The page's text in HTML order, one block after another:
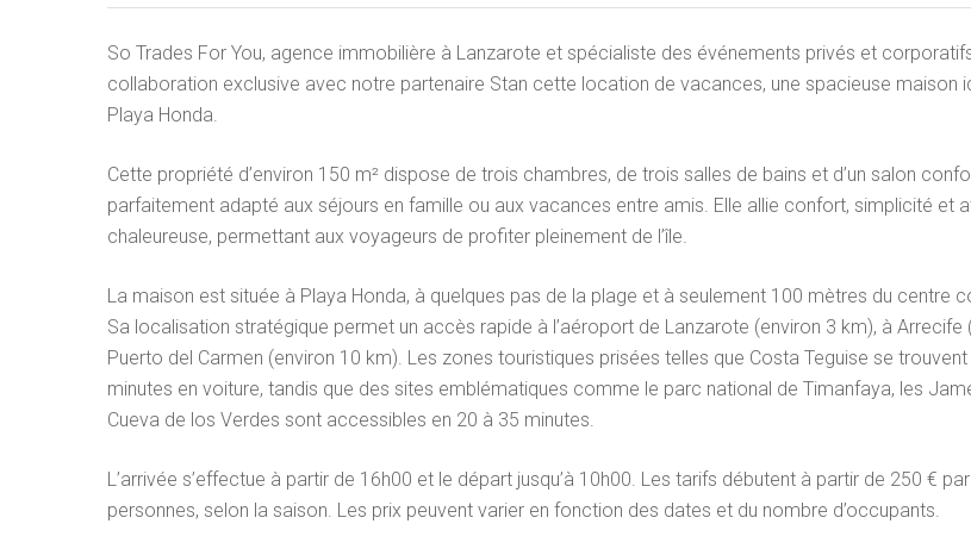
So Trades For You, agence immobilière à Lanzarote et spécialiste des événements privés et
collaboration exclusive avec notre partenaire Stan cette location de vacances, une spacieuse maison
Playa Honda.
Cette propriété d’environ 150 m² dispose de trois chambres, de trois salles de bains et d’un salon
parfaitement adapté aux séjours en famille ou aux vacances entre amis. Elle allie confort, simplicité et
chaleureuse, permettant aux voyageurs de profiter pleinement de l’île.
La maison est située à Playa Honda, à quelques pas de la plage et à seulement 100 mètres du centre
Sa localisation stratégique permet un accès rapide à l’aéroport de Lanzarote (environ 3 km), à Arrecife
Puerto del Carmen (environ 10 km). Les zones touristiques prisées telles que Costa Teguise se trouvent
minutes en voiture, tandis que des sites emblématiques comme le parc national de Timanfaya, les
Cueva de los Verdes sont accessibles en 20 à 35 minutes.
L’arrivée s’effectue à partir de 16h00 et le départ jusqu’à 10h00. Les tarifs débutent à partir de 250 €
personnes, selon la saison. Les prix peuvent varier en fonction des dates et du nombre d’occupants.